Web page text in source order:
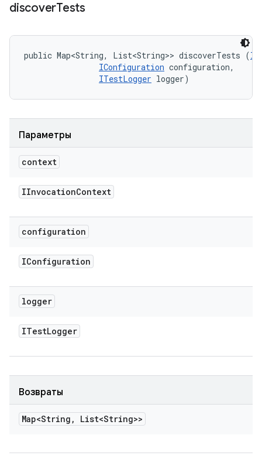
discoverTests
public Map<String, List<String>> discoverTests (
IConfiguration configuration,
ITestLogger logger)
Параметры
context
IInvocationContext
configuration
IConfiguration
logger
ITestLogger
Возвраты
Map<String , List<String>>